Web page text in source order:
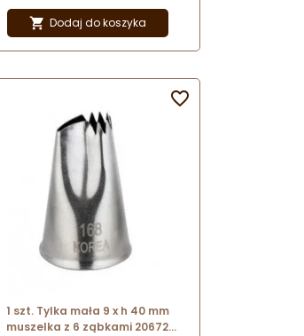
 Dodaj do koszyka
1 szt. Tylka mała 9 x h 40 mm
muszelka z 6 ząbkami 20672
